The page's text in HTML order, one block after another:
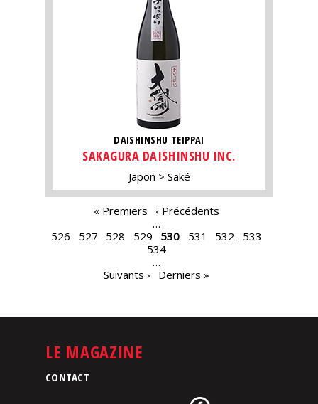
DAISHINSHU TEIPPAI
SAKAGURA DAISHINSHU INC.
Japon Saké
« Premiers
‹ Précédents
…
526
527 528 529 530 531 532
533
534
…
Suivants ›
Derniers »
LE MAGAZINE
CONTACT